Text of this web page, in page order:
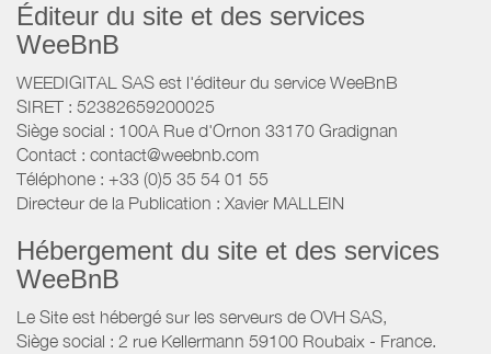
Éditeur du site et des services
WeeBnB
WEEDIGITAL SAS est l'éditeur du service WeeBnB
SIRET : 52382659200025
Siège social : 100A Rue d'Ornon 33170 Gradignan
Contact : contact@weebnb.com
Téléphone : +33 (0)5 35 54 01 55
Directeur de la Publication : Xavier MALLEIN
Hébergement du site et des services
WeeBnB
Le Site est hébergé sur les serveurs de OVH SAS,
Siège social : 2 rue Kellermann 59100 Roubaix - France.